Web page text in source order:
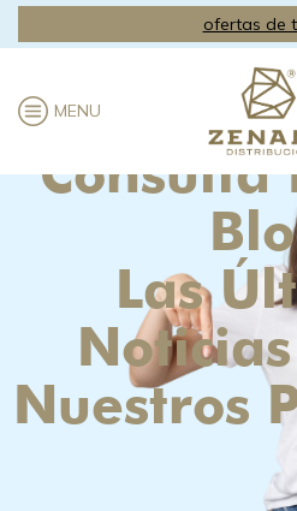
ofertas de
MENU
Consulta
Las
Nuestros